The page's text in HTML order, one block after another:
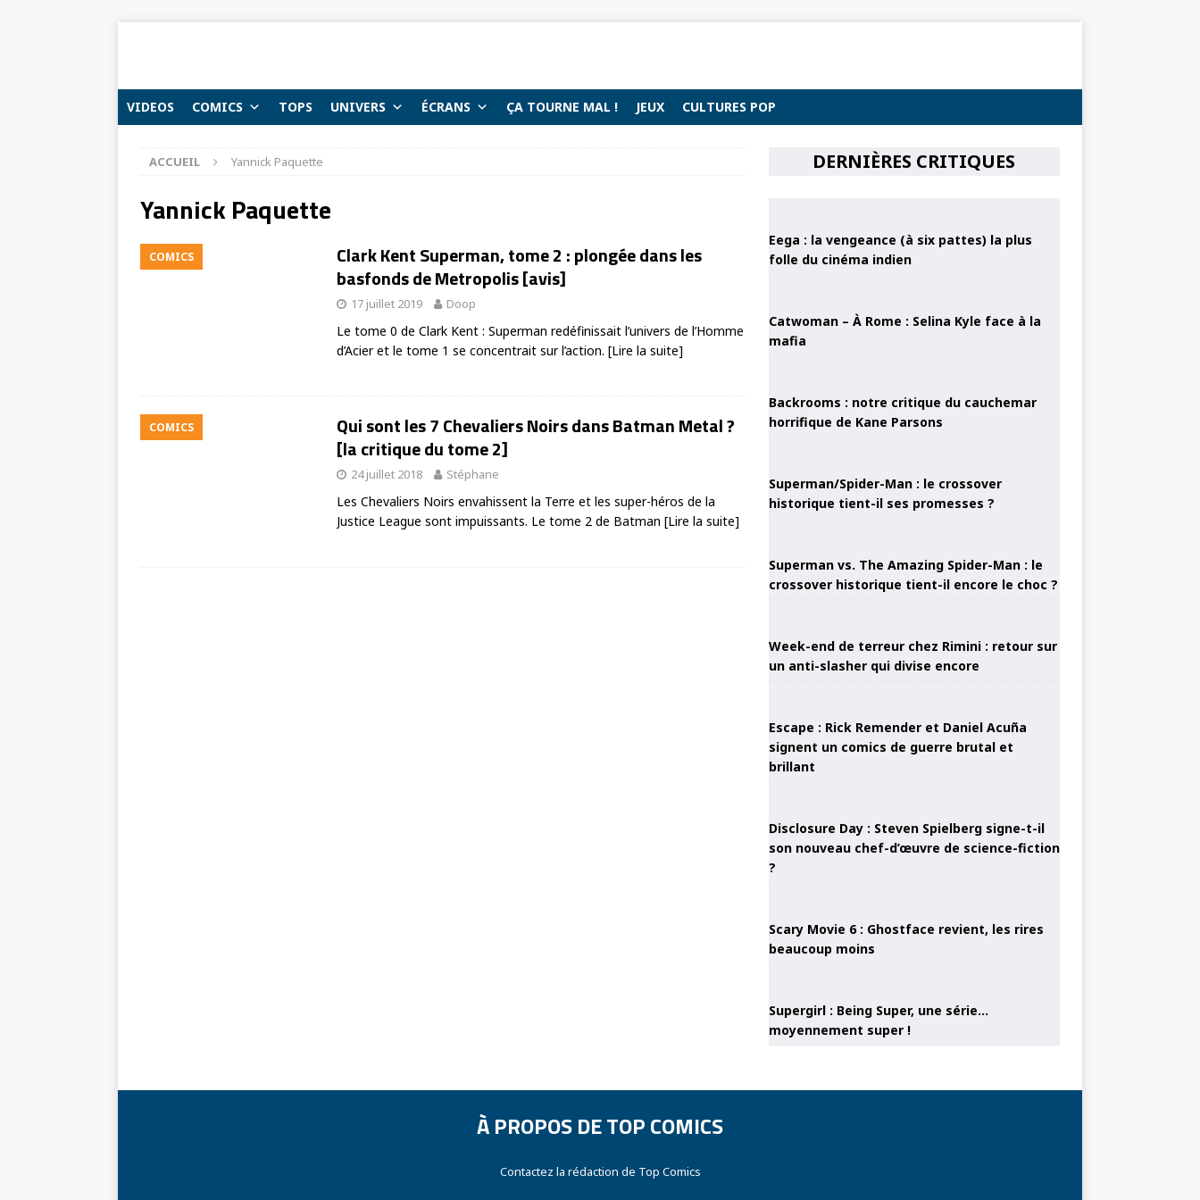
VIDEOS COMICS TOPS UNIVERS ÉCRANS ÇA TOURNE MAL ! JEUX CULTURES POP
ACCUEIL Yannick Paquette
Yannick Paquette
COMICS
Clark Kent Superman, tome 2 : plongée dans les
basfonds de Metropolis [avis]
17 juillet 2019 Doop
Le tome 0 de Clark Kent : Superman redéfinissait l’univers de l’Homme
d’Acier et le tome 1 se concentrait sur l’action. [Lire la suite]
COMICS
Qui sont les 7 Chevaliers Noirs dans Batman Metal ?
[la critique du tome 2]
24 juillet 2018 Stéphane
Les Chevaliers Noirs envahissent la Terre et les super-héros de la
Justice League sont impuissants. Le tome 2 de Batman [Lire la suite]
DERNIÈRES CRITIQUES
Eega : la vengeance (à six pattes) la plus
folle du cinéma indien
Catwoman – À Rome : Selina Kyle face à la
mafia
Backrooms : notre critique du cauchemar
horrifique de Kane Parsons
Superman/Spider-Man : le crossover
historique tient-il ses promesses ?
Superman vs. The Amazing Spider-Man : le
crossover historique tient-il encore le choc ?
Week-end de terreur chez Rimini : retour sur
un anti-slasher qui divise encore
Escape : Rick Remender et Daniel Acuña
signent un comics de guerre brutal et
brillant
Disclosure Day : Steven Spielberg signe-t-il
son nouveau chef-d’œuvre de science-fiction
?
Scary Movie 6 : Ghostface revient, les rires
beaucoup moins
Supergirl : Being Super, une série…
moyennement super !
À PROPOS DE TOP COMICS
Contactez la rédaction de Top Comics